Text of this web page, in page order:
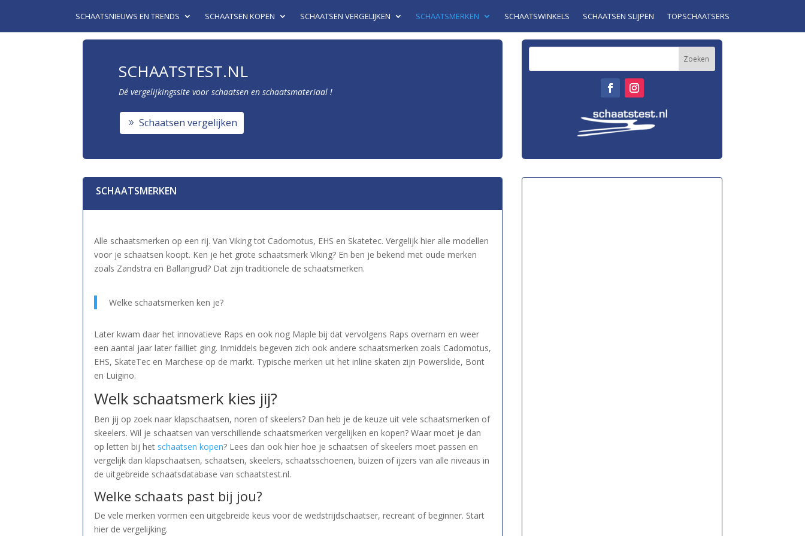
SCHAATSNIEUWS EN TRENDS SCHAATSEN KOPEN SCHAATSEN VERGELIJKEN SCHAATSMERKEN SCHAATSWINKELS SCHAATSEN SLIJPEN TOPSCHAATSERS
SCHAATSTEST.NL
Dé vergelijkingssite voor schaatsen en schaatsmateriaal !
Schaatsen vergelijken
SCHAATSMERKEN
Alle schaatsmerken op een rij. Van Viking tot Cadomotus, EHS en Skatetec. Vergelijk hier alle modellen
voor je schaatsen koopt. Ken je het grote schaatsmerk Viking? En ben je bekend met oude merken
zoals Zandstra en Ballangrud? Dat zijn traditionele de schaatsmerken.
Welke schaatsmerken ken je?
Later kwam daar het innovatieve Raps en ook nog Maple bij dat vervolgens Raps overnam en weer
een aantal jaar later failliet ging. Inmiddels begeven zich ook andere schaatsmerken zoals Cadomotus,
EHS, SkateTec en Marchese op de markt. Typische merken uit het inline skaten zijn Powerslide, Bont
en Luigino.
Welk schaatsmerk kies jij?
Ben jij op zoek naar klapschaatsen, noren of skeelers? Dan heb je de keuze uit vele schaatsmerken of
skeelers. Wil je schaatsen van verschillende schaatsmerken vergelijken en kopen? Waar moet je dan
op letten bij het schaatsen kopen? Lees dan ook hier hoe je schaatsen of skeelers moet passen en
vergelijk dan klapschaatsen, schaatsen, skeelers, schaatsschoenen, buizen of ijzers van alle niveaus in
de uitgebreide schaatsdatabase van schaatstest.nl.
Welke schaats past bij jou?
De vele merken vormen een uitgebreide keus voor de wedstrijdschaatser, recreant of beginner. Start
hier de vergelijking.